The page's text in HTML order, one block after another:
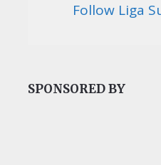
Follow Liga
SPONSORED BY